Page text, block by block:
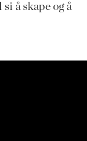
å skape og å